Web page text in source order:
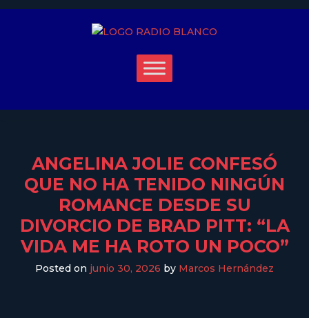
ANGELINA JOLIE CONFESÓ
QUE NO HA TENIDO NINGÚN
ROMANCE DESDE SU
DIVORCIO DE BRAD PITT: “LA
VIDA ME HA ROTO UN POCO”
Posted on junio 30, 2026 by Marcos Hernández